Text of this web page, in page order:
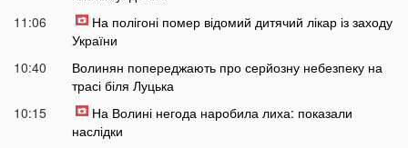
11:06
На полігоні помер відомий дитячий лікар із заходу
України
10:40
Волинян попереджають про серйозну небезпеку на
трасі біля Луцька
10:15
На Волині негода наробила лиха: показали
наслідки